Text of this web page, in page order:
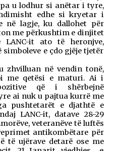
u lodhur si anëtar i tyre,
edhe si kryetar i
në lagje, ku dallohet për
me përkushtim e dinjitet
it ato të heronjve,
simboleve e çdo gjëje tjetër
zhvilluan në vendin tonë,
me qetësi e maturi. Ai i
që i shërbejnë
ai nuk u pajtua kurrë me
pushtetarët e djathtë e
LANC-it, datave 28-29
veteranëve të luftës
antikombëtare për
të ujërave detarë ose me